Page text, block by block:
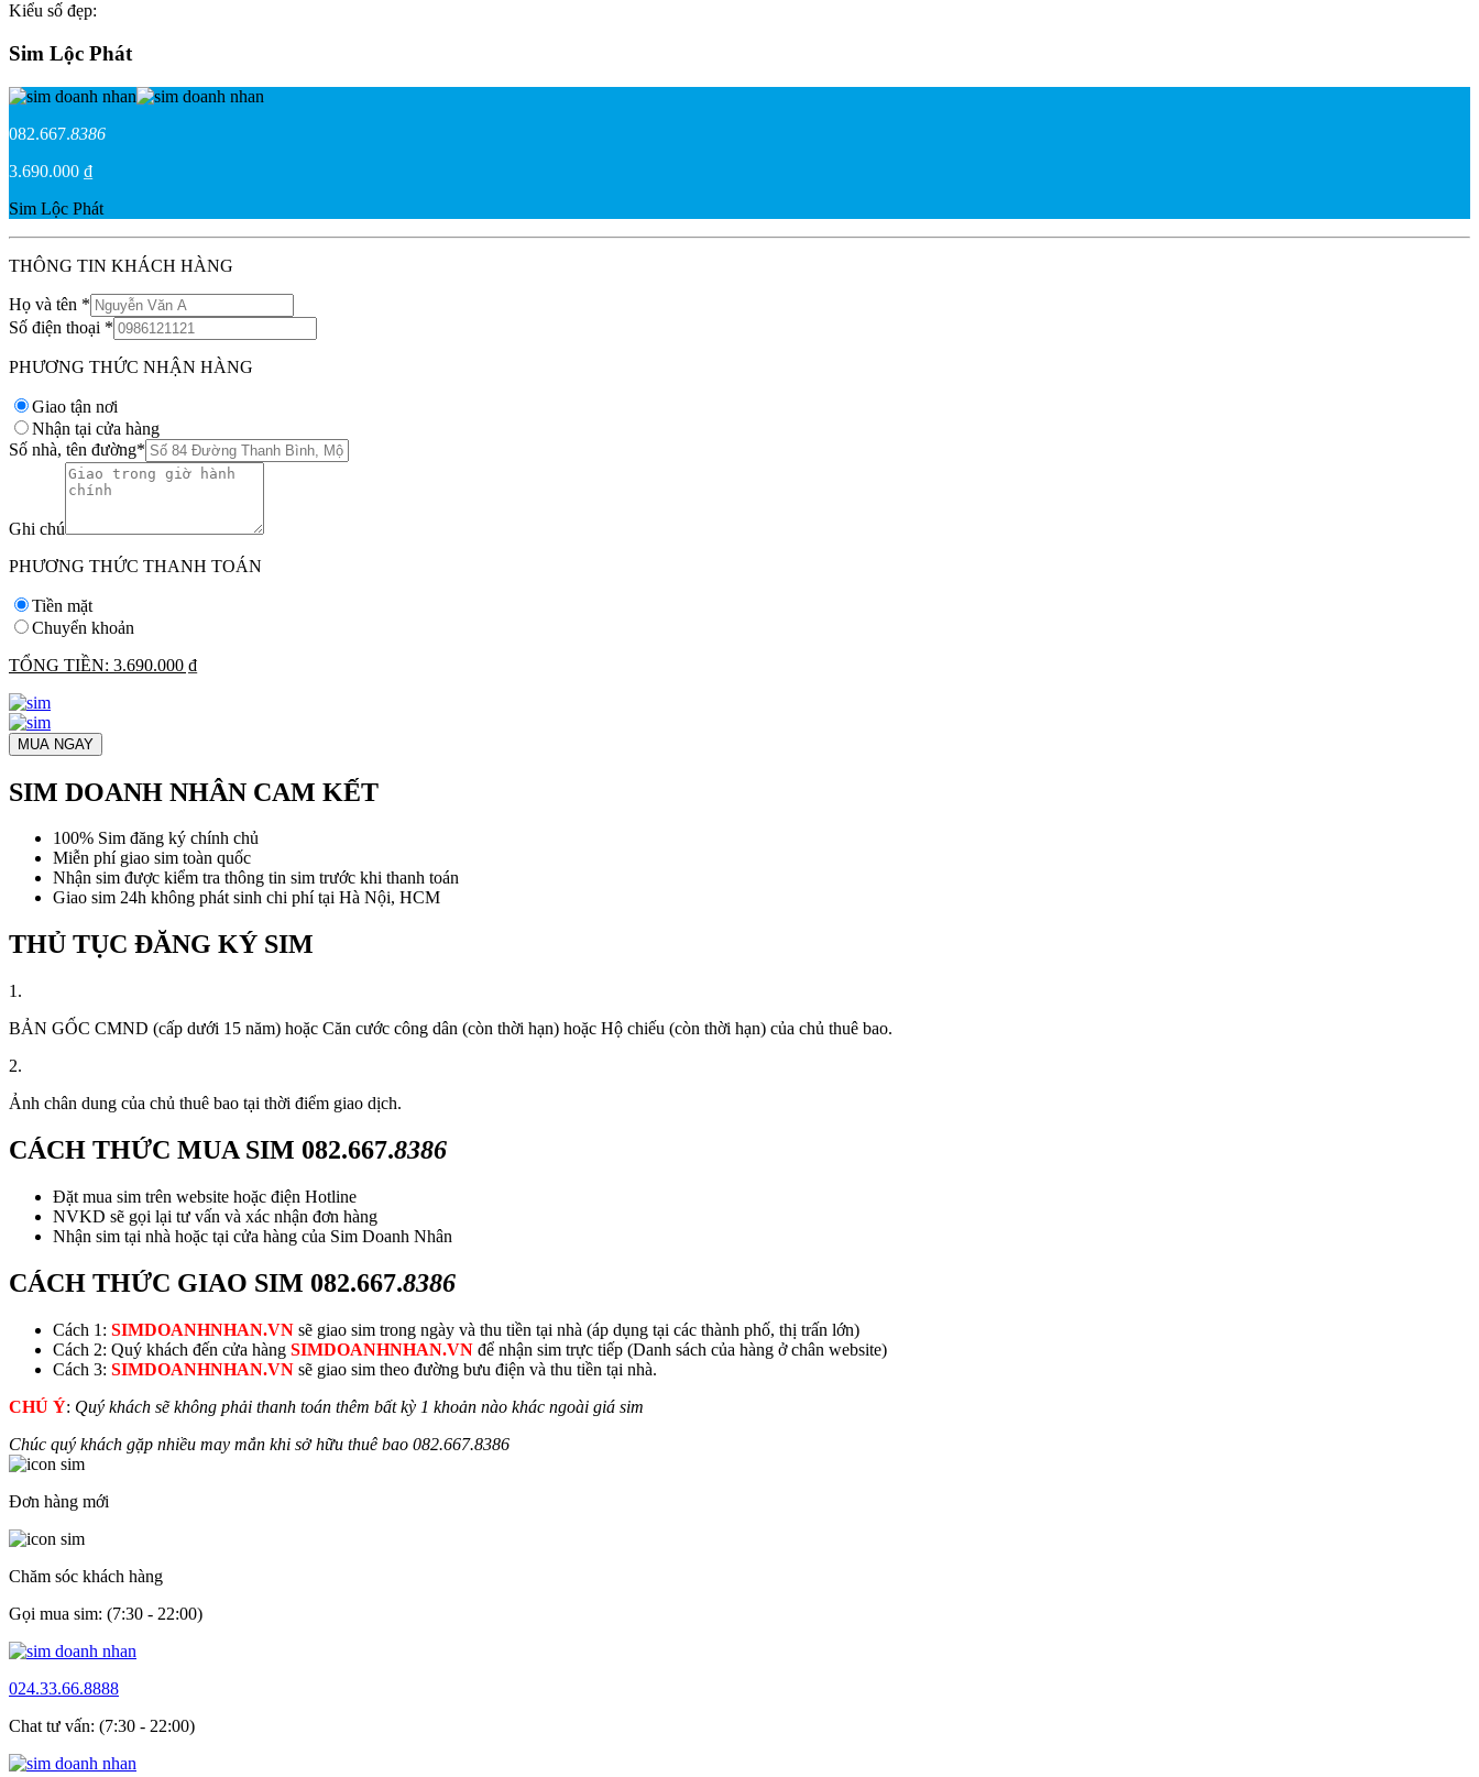
Kiểu số đẹp:
Sim Lộc Phát
082.667.8386
3.690.000 ₫
Sim Lộc Phát
THÔNG TIN KHÁCH HÀNG
Họ và tên *
Số điện thoại *
PHƯƠNG THỨC NHẬN HÀNG
Giao tận nơi
Nhận tại cửa hàng
Số nhà, tên đường*
Ghi chú
PHƯƠNG THỨC THANH TOÁN
Tiền mặt
Chuyển khoản
TỔNG TIỀN: 3.690.000 ₫
MUA NGAY
SIM DOANH NHÂN CAM KẾT
100% Sim đăng ký chính chủ
Miễn phí giao sim toàn quốc
Nhận sim được kiểm tra thông tin sim trước khi thanh toán
Giao sim 24h không phát sinh chi phí tại Hà Nội, HCM
THỦ TỤC ĐĂNG KÝ SIM
1.
BẢN GỐC CMND (cấp dưới 15 năm) hoặc Căn cước công dân (còn thời hạn) hoặc Hộ chiếu (còn thời hạn) của chủ thuê bao.
2.
Ảnh chân dung của chủ thuê bao tại thời điểm giao dịch.
CÁCH THỨC MUA SIM 082.667.8386
Đặt mua sim trên website hoặc điện Hotline
NVKD sẽ gọi lại tư vấn và xác nhận đơn hàng
Nhận sim tại nhà hoặc tại cửa hàng của Sim Doanh Nhân
CÁCH THỨC GIAO SIM 082.667.8386
Cách 1: SIMDOANHNHAN.VN sẽ giao sim trong ngày và thu tiền tại nhà (áp dụng tại các thành phố, thị trấn lớn)
Cách 2: Quý khách đến cửa hàng SIMDOANHNHAN.VN để nhận sim trực tiếp (Danh sách của hàng ở chân website)
Cách 3: SIMDOANHNHAN.VN sẽ giao sim theo đường bưu điện và thu tiền tại nhà.
CHÚ Ý: Quý khách sẽ không phải thanh toán thêm bất kỳ 1 khoản nào khác ngoài giá sim
Chúc quý khách gặp nhiều may mắn khi sở hữu thuê bao 082.667.8386
Đơn hàng mới
Chăm sóc khách hàng
Gọi mua sim: (7:30 - 22:00)
024.33.66.8888
Chat tư vấn: (7:30 - 22:00)